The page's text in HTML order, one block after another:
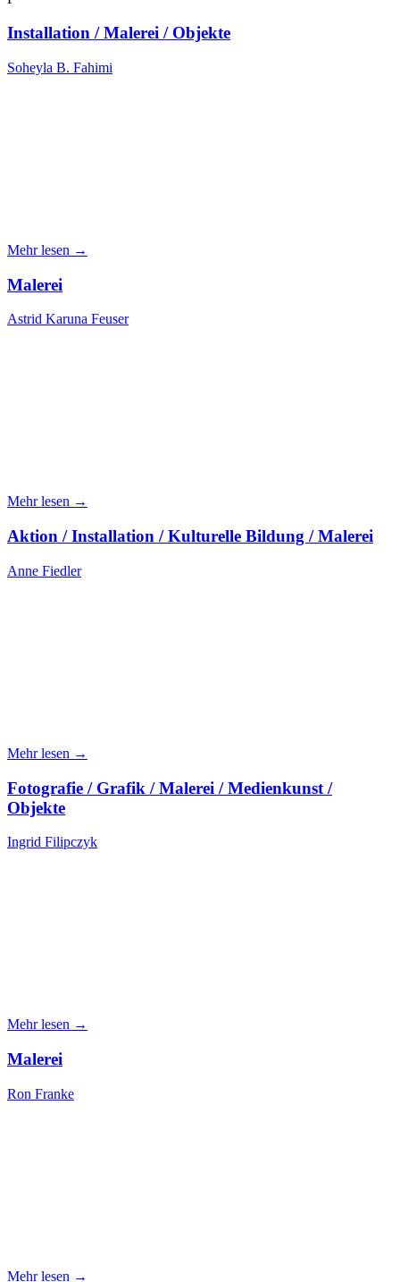
Installation / Malerei / Objekte
Soheyla B. Fahimi
Mehr lesen →
Malerei
Astrid Karuna Feuser
Mehr lesen →
Aktion / Installation / Kulturelle Bildung / Malerei
Anne Fiedler
Mehr lesen →
Fotografie / Grafik / Malerei / Medienkunst /
Objekte
Ingrid Filipczyk
Mehr lesen →
Malerei
Ron Franke
Mehr lesen →